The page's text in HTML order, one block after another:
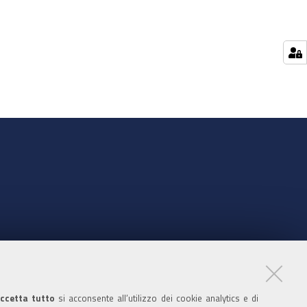
tutto si acconsente all’utilizzo dei cookie analytics e di